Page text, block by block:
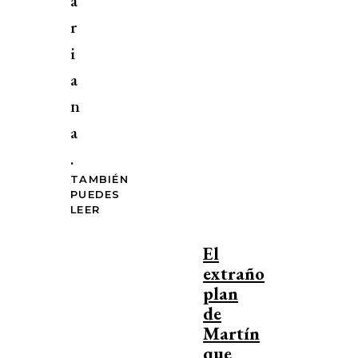
r
i
a
n
a
.
TAMBIÉN
PUEDES
LEER
El
extraño
plan
de
Martín